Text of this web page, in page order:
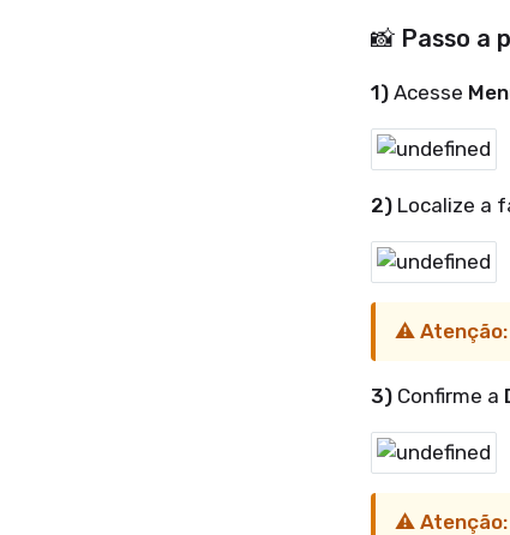
📸 Passo a
1) Acesse
2)Localize a
⚠️ Atenção:
3)Confirme a
⚠️ Atenção: